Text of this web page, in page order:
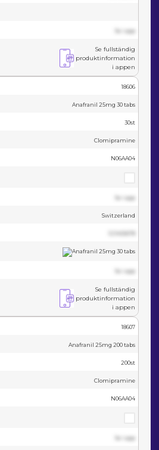
Se i app
Se fullständig
produktinformation
i appen
18606
Anafranil 25mg 30 tabs
30st
Clomipramine
N06AA04
Se i app
Switzerland
Se i app
Se fullständig
produktinformation
i appen
18607
Anafranil 25mg 200 tabs
200st
Clomipramine
N06AA04
Se i app